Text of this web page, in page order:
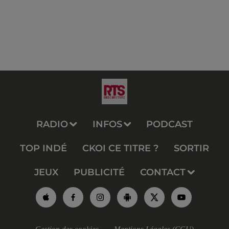
RADIO INFOS PODCAST
TOP INDÉ CKOI CE TITRE ? SORTIR
JEUX PUBLICITÉ CONTACT